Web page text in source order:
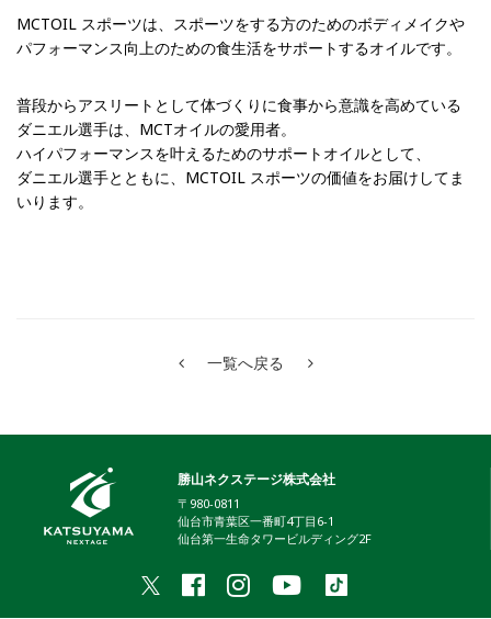
MCTOIL スポーツは、スポーツをする方のためのボディメイクや
パフォーマンス向上のための食生活をサポートするオイルです。
普段からアスリートとして体づくりに食事から意識を高めている
ダニエル選手は、MCTオイルの愛用者。
ハイパフォーマンスを叶えるためのサポートオイルとして、
ダニエル選手とともに、MCTOIL スポーツの価値をお届けしてま
いります。
一覧へ戻る
勝山ネクステージ株式会社
〒980-0811
仙台市青葉区一番町4丁目6-1
仙台第一生命タワービルディング2F